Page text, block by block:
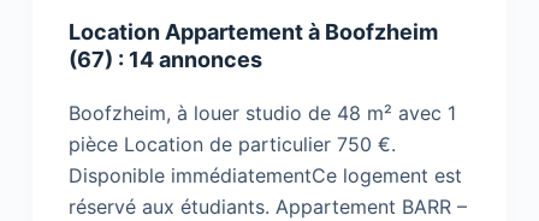
Location Appartement à Boofzheim
(67) : 14 annonces
Boofzheim, à louer studio de 48 m² avec 1
pièce Location de particulier 750 €.
Disponible immédiatementCe logement est
réservé aux étudiants. Appartement BARR –